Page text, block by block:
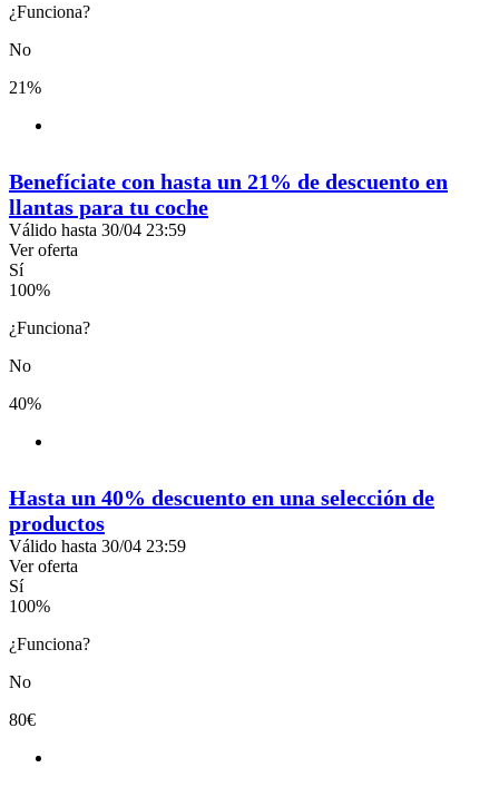
¿Funciona?
No
21%
Benefíciate con hasta un 21% de descuento en
llantas para tu coche
Válido hasta 30/04 23:59
Ver oferta
Sí
100%
¿Funciona?
No
40%
Hasta un 40% descuento en una selección de
productos
Válido hasta 30/04 23:59
Ver oferta
Sí
100%
¿Funciona?
No
80€